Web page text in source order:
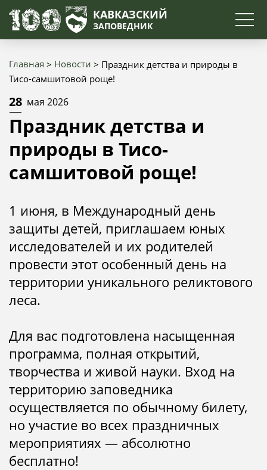
КАВКАЗСКИЙ
ЗАПОВЕДНИК
Поиск
Строка
навигации
Главная Новости
Праздник детства и природы в
Тисо-самшитовой роще!
28 мая 2026
Праздник детства и
природы в Тисо-
самшитовой роще!
1 июня, в Международный день
защиты детей, приглашаем юных
исследователей и их родителей
провести этот особенный день на
территории уникального реликтового
леса.
Для вас подготовлена насыщенная
программа, полная открытий,
творчества и живой науки. Вход на
территорию заповедника
осуществляется по обычному билету,
но участие во всех праздничных
мероприятиях — абсолютно
бесплатно!